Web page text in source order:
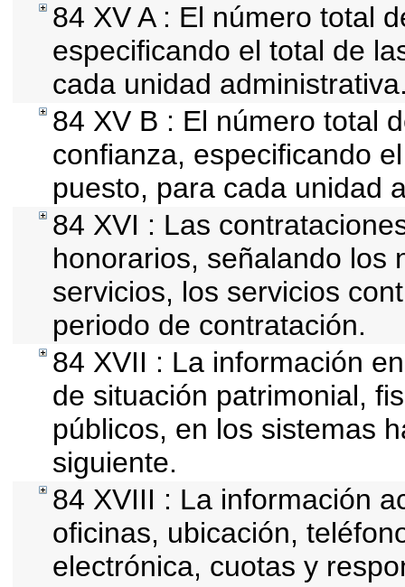
84 XV A : El número total
especificando el total de
cada unidad
84 XV B : El número total
confianza, especificando
puesto, para cada unidad
84 XVI : Las
honorarios, señalando los
servicios, los servicios
periodo de contratación.
84 XVII : La información
de situación patrimonial,
públicos, en los sistemas
siguiente.
84 XVIII : La información
oficinas, ubicación,
electrónica, cuotas y